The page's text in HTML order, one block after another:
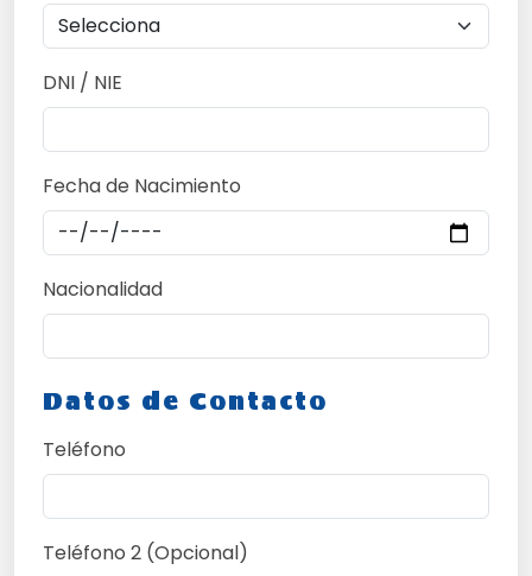
DNI / NIE
Fecha de Nacimiento
Nacionalidad
Datos de Contacto
Teléfono
Teléfono 2 (Opcional)